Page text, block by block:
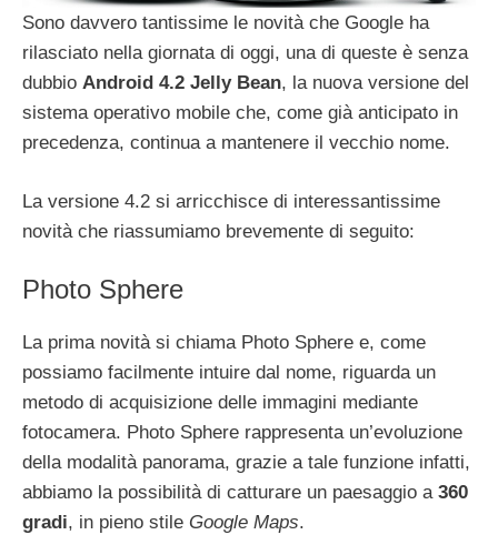
Sono davvero tantissime le novità che Google ha
rilasciato nella giornata di oggi, una di queste è senza
dubbio Android 4.2 Jelly Bean, la nuova versione del
sistema operativo mobile che, come già anticipato in
precedenza, continua a mantenere il vecchio nome.
La versione 4.2 si arricchisce di interessantissime
novità che riassumiamo brevemente di seguito:
Photo Sphere
La prima novità si chiama Photo Sphere e, come
possiamo facilmente intuire dal nome, riguarda un
metodo di acquisizione delle immagini mediante
fotocamera. Photo Sphere rappresenta un’evoluzione
della modalità panorama, grazie a tale funzione infatti,
abbiamo la possibilità di catturare un paesaggio a 360
gradi, in pieno stile Google Maps.